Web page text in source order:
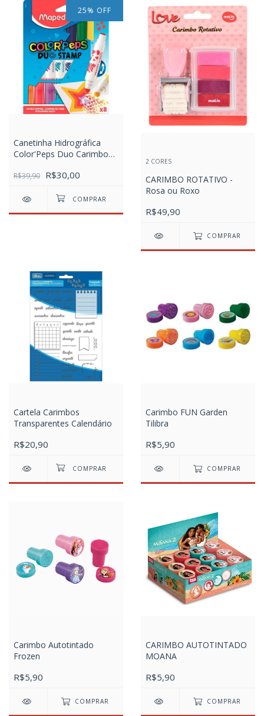
25% OFF
Canetinha Hidrográfica
Color'Peps Duo Carimbo
R$39,90 R$30,00
2 CORES
CARIMBO ROTATIVO -
Rosa ou Roxo
R$49,90
COMPRAR
Cartela Carimbos
Transparentes Calendário
R$20,90
Carimbo FUN Garden
Tilibra
R$5,90
COMPRAR
Carimbo Autotintado
Frozen
R$5,90
COMPRAR
CARIMBO AUTOTINTADO
MOANA
R$5,90
COMPRAR